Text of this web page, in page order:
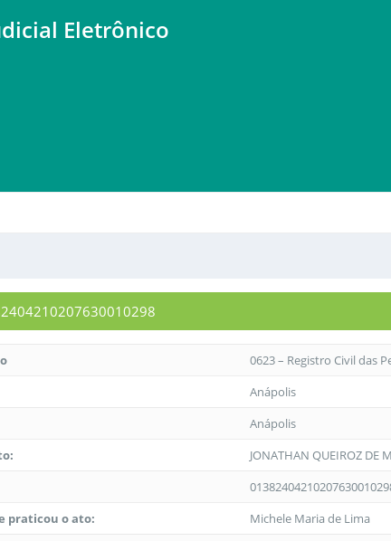
Eletrônico
0623 – Registro Civil das
Anápolis
Anápolis
JONATHAN QUEIROZ DE
praticou o ato:
Michele Maria de Lima